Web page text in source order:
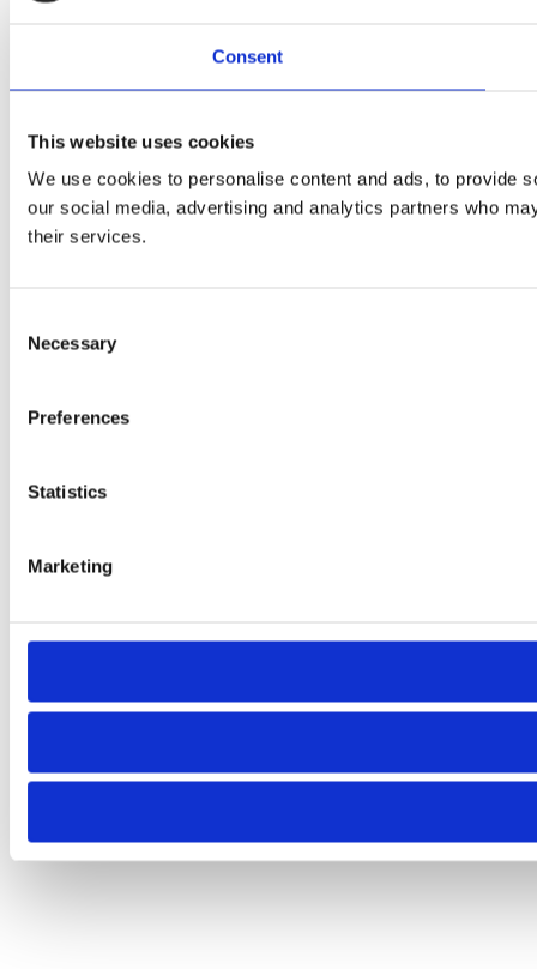
Consent
This website uses cookies
We use cookies to personalise content and ads, to provide
our social media, advertising and analytics partners who
their services.
Selection
Necessary
Preferences
Statistics
Marketing